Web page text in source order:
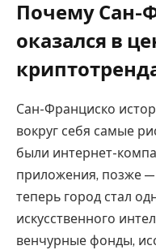
Почему Сан-
оказался в
Сан-Франциско
вокруг себя самые
были интернет-
приложения, позже
теперь город стал
искусственного
венчурные фонды,